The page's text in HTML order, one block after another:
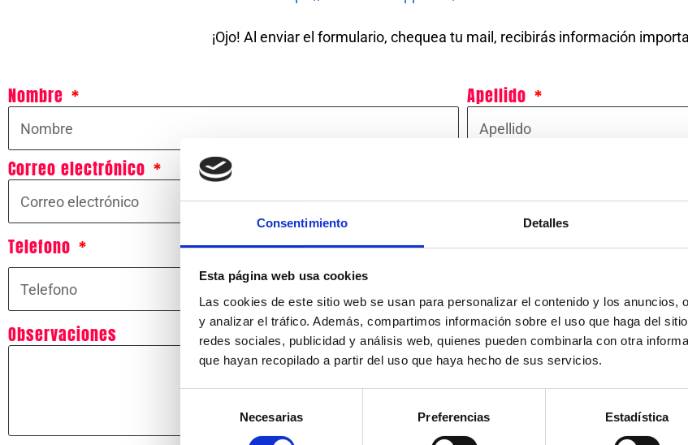
Consentimiento Detalles
Esta página web usa cookies
Las cookies de este sitio web se usan para personalizar el contenido y los anuncios,
y analizar el tráfico. Además, compartimos información sobre el uso que haga del
redes sociales, publicidad y análisis web, quienes pueden combinarla con otra
que hayan recopilado a partir del uso que haya hecho de sus servicios.
consentimiento
Necesarias Preferencias Estadística
¡Ojo! Al enviar el formulario, chequea tu mail, recibirás información
Nombre Apellido
Correo electrónico
Telefono Elige una fecha
VIERNES 30/05 DE 19H A
Observaciones